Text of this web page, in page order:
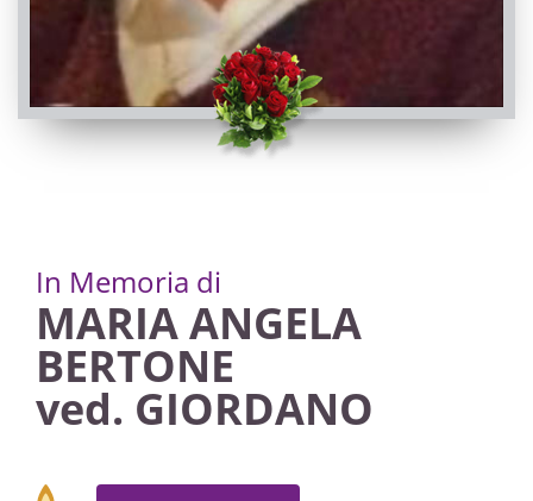
In Memoria di
MARIA ANGELA
BERTONE
ved. GIORDANO